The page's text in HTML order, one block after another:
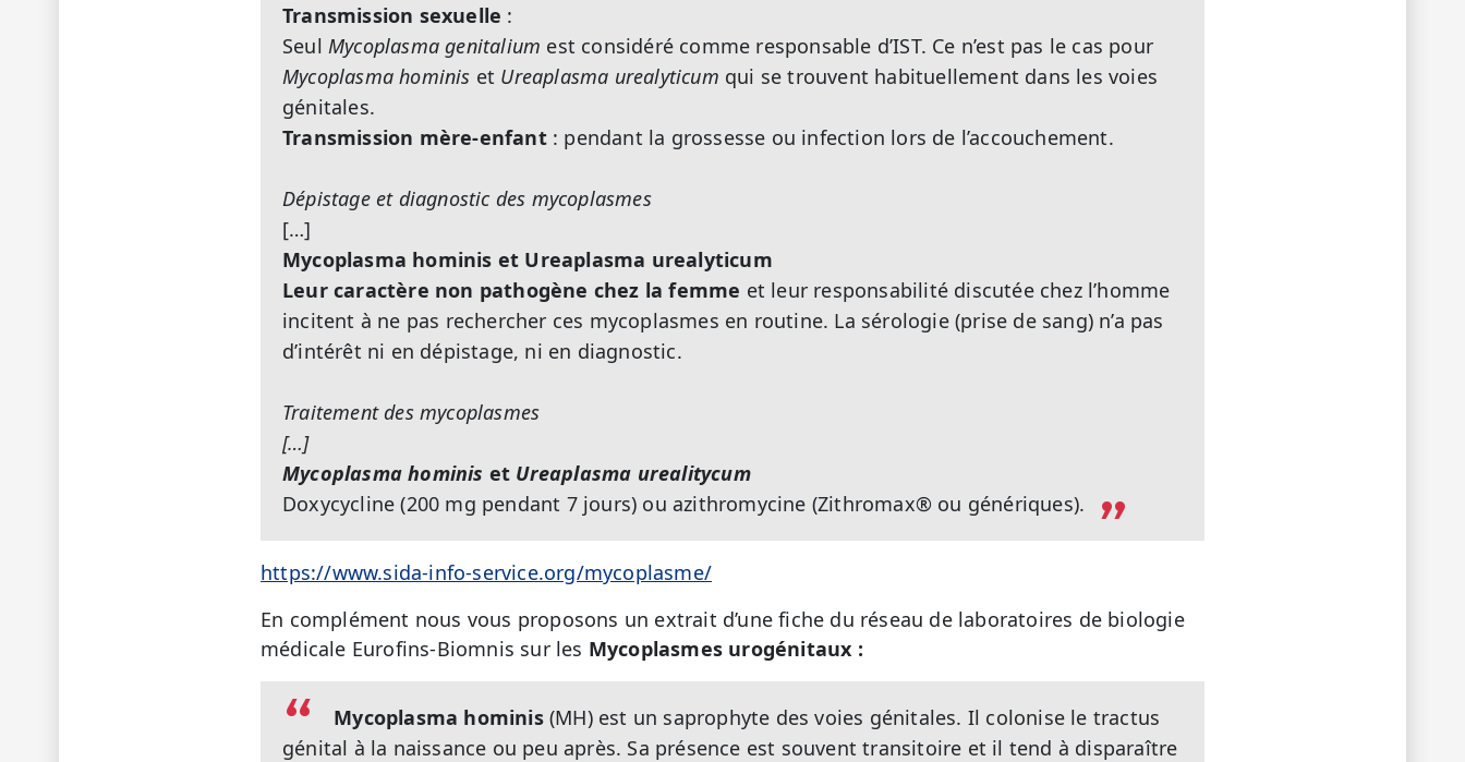
Transmission sexuelle :
Seul Mycoplasma genitalium est considéré comme responsable d’IST. Ce n’est pas le cas pour
Mycoplasma hominis et Ureaplasma urealyticum qui se trouvent habituellement dans les voies
génitales.
Transmission mère-enfant : pendant la grossesse ou infection lors de l’accouchement.
Dépistage et diagnostic des mycoplasmes
[…]
Mycoplasma hominis et Ureaplasma urealyticum
Leur caractère non pathogène chez la femme et leur responsabilité discutée chez l’homme
incitent à ne pas rechercher ces mycoplasmes en routine. La sérologie (prise de sang) n’a pas
d’intérêt ni en dépistage, ni en diagnostic.
Traitement des mycoplasmes
[…]
Mycoplasma hominis et Ureaplasma urealitycum
Doxycycline (200 mg pendant 7 jours) ou azithromycine (Zithromax® ou génériques).
https://www.sida-info-service.org/mycoplasme/
En complément nous vous proposons un extrait d’une fiche du réseau de laboratoires de biologie
médicale Eurofins-Biomnis sur les Mycoplasmes urogénitaux :
Mycoplasma hominis(MH) est un saprophyte des voies génitales. Il colonise le tractus
génital à la naissance ou peu après. Sa présence est souvent transitoire et il tend à disparaître